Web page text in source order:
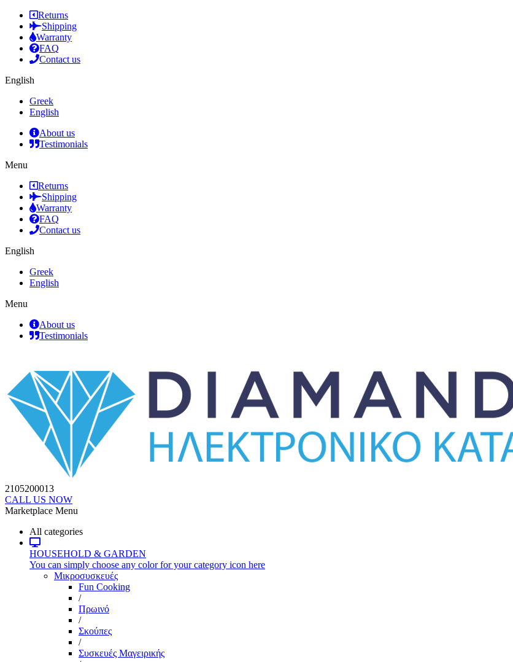
Returns
Shipping
Warranty
FAQ
Contact us
English
Greek
English
About us
Testimonials
Menu
Returns
Shipping
Warranty
FAQ
Contact us
English
Greek
English
Menu
About us
Testimonials
2105200013
CALL US NOW
Marketplace Menu
All categories
HOUSEHOLD & GARDEN
You can simply choose any color for your category icon here
Μικροσυσκευές
Fun Cooking
/
Πρωινό
/
Σκούπες
/
Συσκευές Μαγειρικής